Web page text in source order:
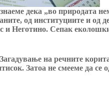
дека „во природата
од институциите и од
и Неготино. Сепак
на речните
Затоа не смееме да се